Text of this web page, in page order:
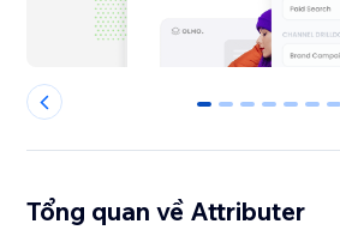
0 1 2 3 4 5 6
Tổng quan về Attributer